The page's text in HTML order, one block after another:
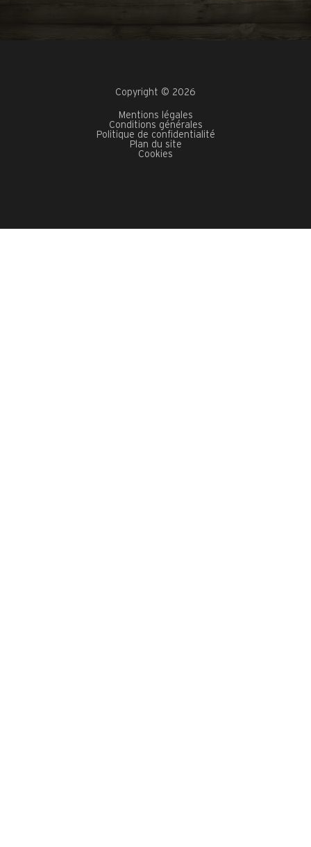
Copyright © 2026
Mentions légales
Conditions générales
Politique de confidentialité
Plan du site
Cookies